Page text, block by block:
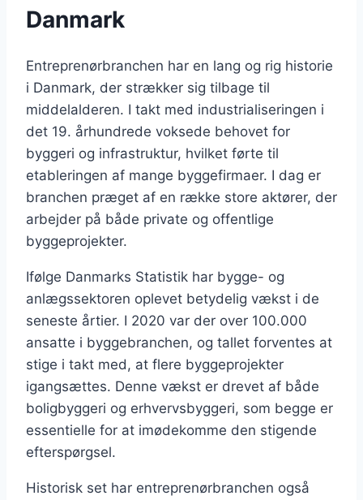
Danmark
Entreprenørbranchen har en lang og rig historie
i Danmark, der strækker sig tilbage til
middelalderen. I takt med industrialiseringen i
det 19. århundrede voksede behovet for
byggeri og infrastruktur, hvilket førte til
etableringen af mange byggefirmaer. I dag er
branchen præget af en række store aktører, der
arbejder på både private og offentlige
byggeprojekter.
Ifølge Danmarks Statistik har bygge- og
anlægssektoren oplevet betydelig vækst i de
seneste årtier. I 2020 var der over 100.000
ansatte i byggebranchen, og tallet forventes at
stige i takt med, at flere byggeprojekter
igangsættes. Denne vækst er drevet af både
boligbyggeri og erhvervsbyggeri, som begge er
essentielle for at imødekomme den stigende
efterspørgsel.
Historisk set har entreprenørbranchen også